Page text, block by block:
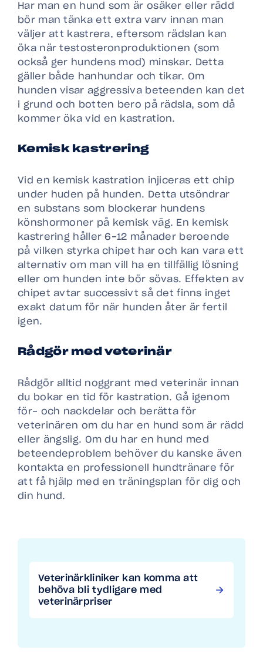
Har man en hund som är osäker eller rädd
bör man tänka ett extra varv innan man
väljer att kastrera, eftersom rädslan kan
öka när testosteronproduktionen (som
också ger hundens mod) minskar. Detta
gäller både hanhundar och tikar. Om
hunden visar aggressiva beteenden kan det
i grund och botten bero på rädsla, som då
kommer öka vid en kastration.
Kemisk kastrering
Vid en kemisk kastration injiceras ett chip
under huden på hunden. Detta utsöndrar
en substans som blockerar hundens
könshormoner på kemisk väg. En kemisk
kastrering håller 6-12 månader beroende
på vilken styrka chipet har och kan vara ett
alternativ om man vill ha en tillfällig lösning
eller om hunden inte bör sövas. Effekten av
chipet avtar successivt så det finns inget
exakt datum för när hunden åter är fertil
igen.
Rådgör med veterinär
Rådgör alltid noggrant med veterinär innan
du bokar en tid för kastration. Gå igenom
för- och nackdelar och berätta för
veterinären om du har en hund som är rädd
eller ängslig. Om du har en hund med
beteendeproblem behöver du kanske även
kontakta en professionell hundtränare för
att få hjälp med en träningsplan för dig och
din hund.
Veterinärkliniker kan komma att
behöva bli tydligare med
veterinärpriser